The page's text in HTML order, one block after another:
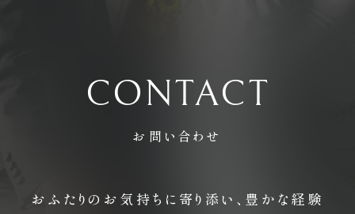
CONTACT
お問い合わせ
おふたりのお気持ちに寄り添い、豊かな経験